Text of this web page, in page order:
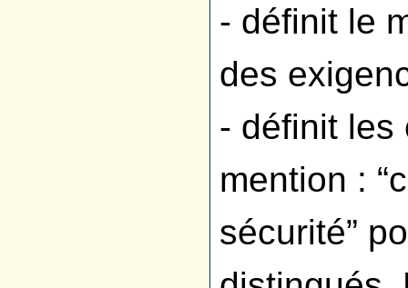
- définit le
des
- définit les
mention :
sécurité”